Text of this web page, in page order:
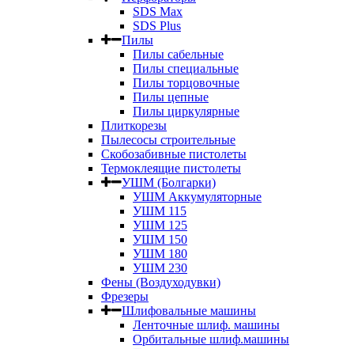
SDS Max
SDS Plus
Пилы
Пилы сабельные
Пилы специальные
Пилы торцовочные
Пилы цепные
Пилы циркулярные
Плиткорезы
Пылесосы строительные
Скобозабивные пистолеты
Термоклеящие пистолеты
УШМ (Болгарки)
УШМ Аккумуляторные
УШМ 115
УШМ 125
УШМ 150
УШМ 180
УШМ 230
Фены (Воздуходувки)
Фрезеры
Шлифовальные машины
Ленточные шлиф. машины
Орбитальные шлиф.машины